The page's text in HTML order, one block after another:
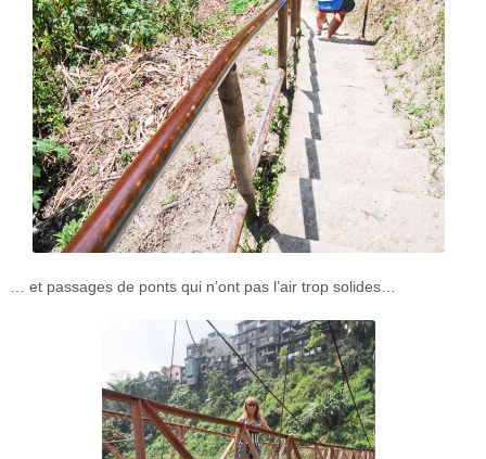
… et passages de ponts qui n’ont pas l’air trop solides…